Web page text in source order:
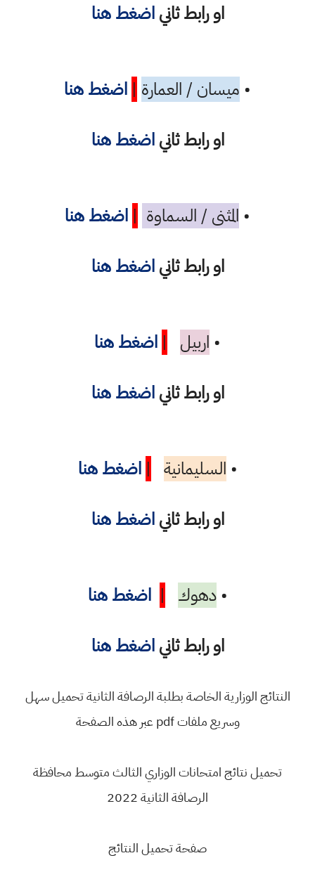
او رابط ثانياضغط هنا
• ميسان / العمارة | اضغط هنا
او رابط ثانياضغط هنا
• المثنى / السماوة | اضغط هنا
او رابط ثانياضغط هنا
• اربيل | اضغط هنا
او رابط ثانياضغط هنا
• السليمانية | اضغط هنا
او رابط ثاني اضغط هنا
•دهوك | اضغط هنا
او رابط ثانياضغط هنا
النتائج الوزارية الخاصة بطلبة الرصافة الثانية تحميل سهل
وسريع ملفات pdf عبر هذه الصفحة
تحميل نتائج امتحانات الوزاري الثالث متوسط محافظة
الرصافة الثانية 2022
صفحة تحميل النتائج